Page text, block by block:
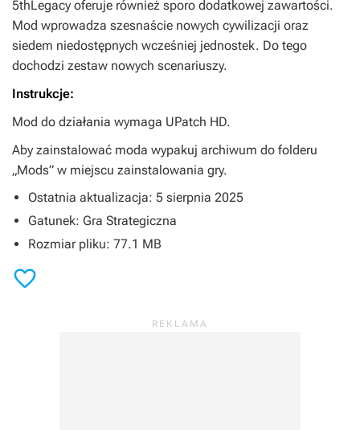
5thLegacy oferuje również sporo dodatkowej zawartości.
Mod wprowadza szesnaście nowych cywilizacji oraz
siedem niedostępnych wcześniej jednostek. Do tego
dochodzi zestaw nowych scenariuszy.
Instrukcje:
Mod do działania wymaga UPatch HD.
Aby zainstalować moda wypakuj archiwum do folderu
„Mods” w miejscu zainstalowania gry.
Ostatnia aktualizacja: 5 sierpnia 2025
Gatunek: Gra Strategiczna
Rozmiar pliku: 77.1 MB
